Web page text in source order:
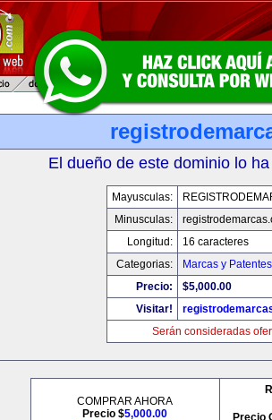
El dueño de este dominio lo
Mayusculas:
Minusculas:
Longitud:
16 caracteres
Categorias:
Marcas y Patentes
Precio:
$5,000.00
Visitar!
Serán consideradas
COMPRAR AHORA
Precio $5,000.00
Precio